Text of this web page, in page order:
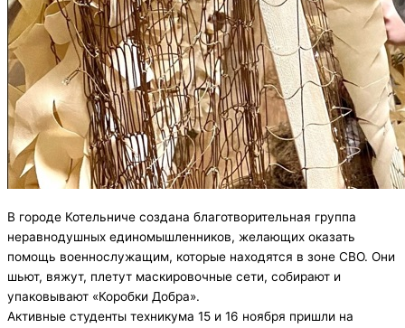
В городе Котельниче создана благотворительная группа
неравнодушных единомышленников, желающих оказать
помощь военнослужащим, которые находятся в зоне СВО. Они
шьют, вяжут, плетут маскировочные сети, собирают и
упаковывают «Коробки Добра».
Активные студенты техникума 15 и 16 ноября пришли на